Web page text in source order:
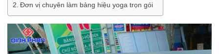
Đơn vị chuyên làm bảng hiệu yoga trọn gói